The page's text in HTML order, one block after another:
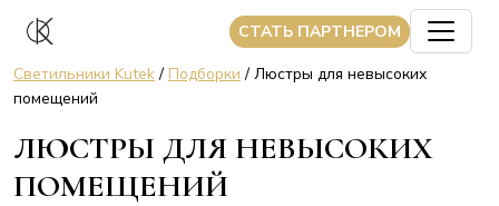
CТАТЬ ПАРТНЕРОМ
Светильники Kutek/ Подборки / Люстры для невысоких
помещений
ЛЮСТРЫ ДЛЯ НЕВЫСОКИХ
ПОМЕЩЕНИЙ